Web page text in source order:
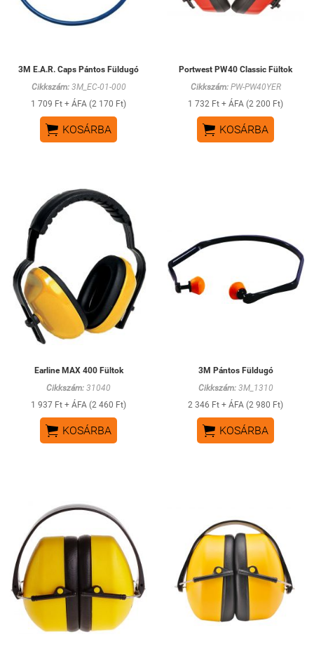
3M E.A.R. Caps Pántos Füldugó
Cikkszám:3M_EC-01-000
1 709 Ft + ÁFA (2 170 Ft)
 KOSÁRBA
Portwest PW40 Classic Fültok
Cikkszám:PW-PW40YER
1 732 Ft + ÁFA (2 200 Ft)
 KOSÁRBA
Earline MAX 400 Fültok
Cikkszám: 31040
1 937 Ft + ÁFA (2 460 Ft)
 KOSÁRBA
3M Pántos Füldugó
Cikkszám:3M_1310
2 346 Ft + ÁFA (2 980 Ft)
 KOSÁRBA